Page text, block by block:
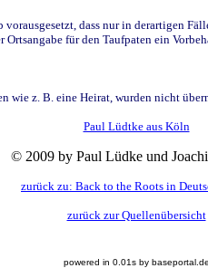
dass nur in derartigen
für den Taufpaten ein
wie z. B. eine Heirat, wurden nicht
Paul Lüdtke aus Köln
© 2009 by Paul Lüdke und
zurück zu: Back to the Roots in
zurück zur Quellenübersicht
powered in 0.01s by baseportal.de